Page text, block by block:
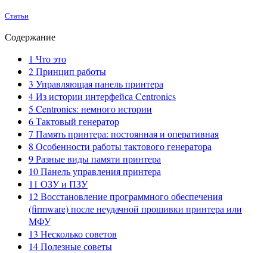
Статьи
Содержание
1 Что это
2Принцип работы
3 Управляющая панель принтера
4Из истории интерфейса Centronics
5 Centronics: немного истории
6Тактовый генератор
7 Память принтера: постоянная и оперативная
8 Особенности работы тактового генератора
9Разные виды памяти принтера
10Панель управления принтера
11 ОЗУ и ПЗУ
12Восстановление программного обеспечения
(firmware) после неудачной прошивки принтера или
МФУ
13 Несколько советов
14Полезные советы